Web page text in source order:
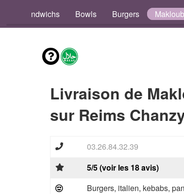
Sandwichs Bowls Burgers Makloub
Livraison de
sur Reims
03.26.84.32.39
5/5 (voir les 18 avis)
Burgers, italien, kebabs,